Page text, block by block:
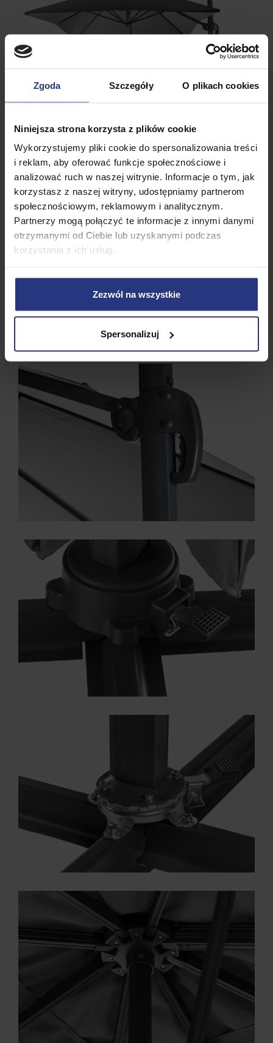
Zgoda Szczegóły O plikach cookies
Niniejsza strona korzysta z plików cookie
Wykorzystujemy pliki cookie do spersonalizowania treści
i reklam, aby oferować funkcje społecznościowe i
analizować ruch w naszej witrynie. Informacje o tym, jak
korzystasz z naszej witryny, udostępniamy partnerom
społecznościowym, reklamowym i analitycznym.
Partnerzy mogą połączyć te informacje z innymi danymi
otrzymanymi od Ciebie lub uzyskanymi podczas
korzystania z ich usług.
Zezwól na wszystkie
Spersonalizuj